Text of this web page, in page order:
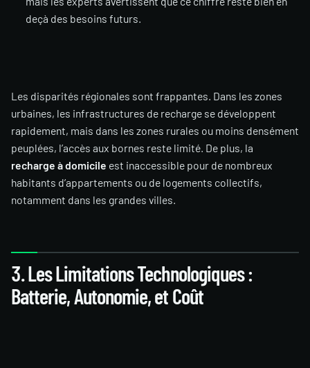
deçà des besoins futurs.
Les disparités régionales sont frappantes. Dans les zones
urbaines, les infrastructures de recharge se développent
rapidement, mais dans les zones rurales ou moins densément
peuplées, l’accès aux bornes reste limité. De plus, la
recharge à domicile est inaccessible pour de nombreux
habitants d’appartements ou de logements collectifs,
notamment dans les grandes villes.
3. Les Limitations Technologiques :
Batterie, Autonomie, et Coût